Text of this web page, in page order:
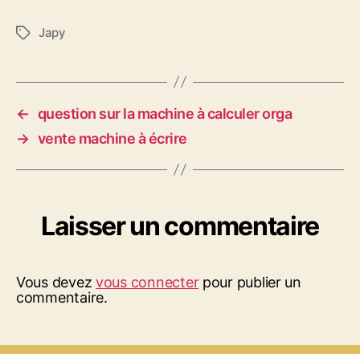
Étiquettes
Japy
← question sur la machine à calculer orga
→ vente machine à écrire
Laisser un commentaire
Vous devezvous connecterpour publier un
commentaire.